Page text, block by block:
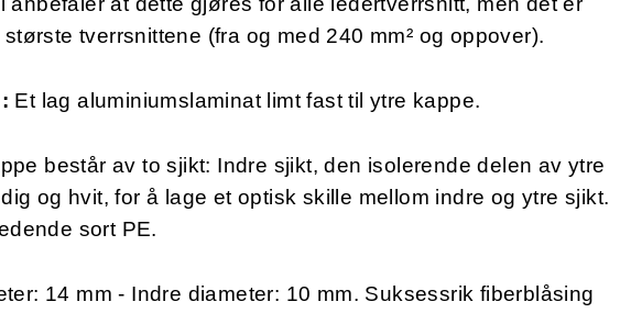
tverrsnittene (fra og med 240 mm² og oppover).
Et lag aluminiumslaminat limt fast til ytre kappe.
består av to sjikt: Indre sjikt, den isolerende delen av ytre
og hvit, for å lage et optisk skille mellom indre og ytre sjikt.
sort PE.
14 mm - Indre diameter: 10 mm. Suksessrik fiberblåsing